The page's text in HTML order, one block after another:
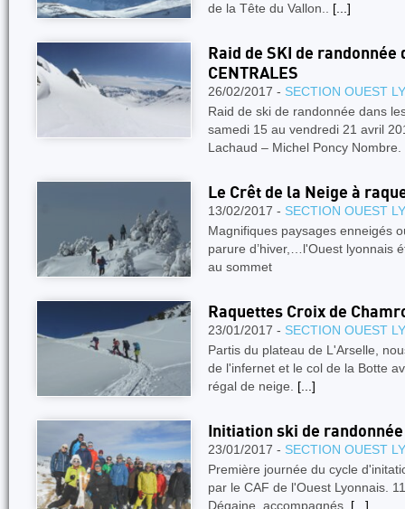
de la Tête du Vallon.. [...]
Raid de SKI de randonnée
CENTRALES
26/02/2017 - SECTION OUEST
Raid de ski de randonnée dans
samedi 15 au vendredi 21 avril
Lachaud – Michel Poncy Nombre.
Le Crêt de la Neige à
13/02/2017 - SECTION OUEST
Magnifiques paysages enneigés
parure d’hiver,…l'Ouest lyonnais
au sommet
Raquettes Croix de
23/01/2017 - SECTION OUEST
Partis du plateau de L'Arselle,
de l'infernet et le col de la Botte
régal de neige. [...]
Initiation ski de
23/01/2017 - SECTION OUEST
Première journée du cycle
par le CAF de l'Ouest Lyonnais.
Dégaine, accompagnés. [...]